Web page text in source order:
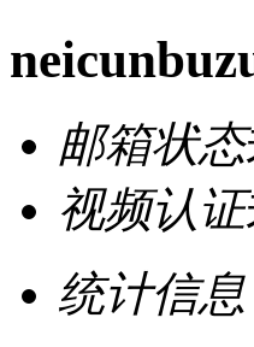
邮箱状态
视频认证
统计信息